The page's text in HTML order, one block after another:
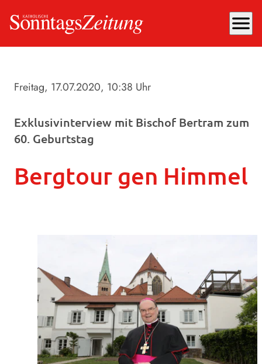
menu
Freitag, 17.07.2020, 10:38 Uhr
Exklusivinterview mit Bischof Bertram zum
60. Geburtstag
Bergtour gen Himmel